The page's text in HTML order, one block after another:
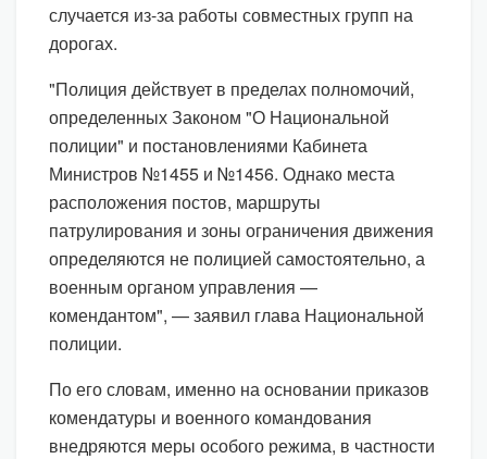
случается из-за работы совместных групп на
дорогах.
"Полиция действует в пределах полномочий,
определенных Законом "О Национальной
полиции" и постановлениями Кабинета
Министров №1455 и №1456. Однако места
расположения постов, маршруты
патрулирования и зоны ограничения движения
определяются не полицией самостоятельно, а
военным органом управления —
комендантом", — заявил глава Национальной
полиции.
По его словам, именно на основании приказов
комендатуры и военного командования
внедряются меры особого режима, в частности